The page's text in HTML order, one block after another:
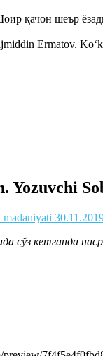
қачон шеър
Ermatov. Ko‘k
Yozuvchi
сўз кетганда